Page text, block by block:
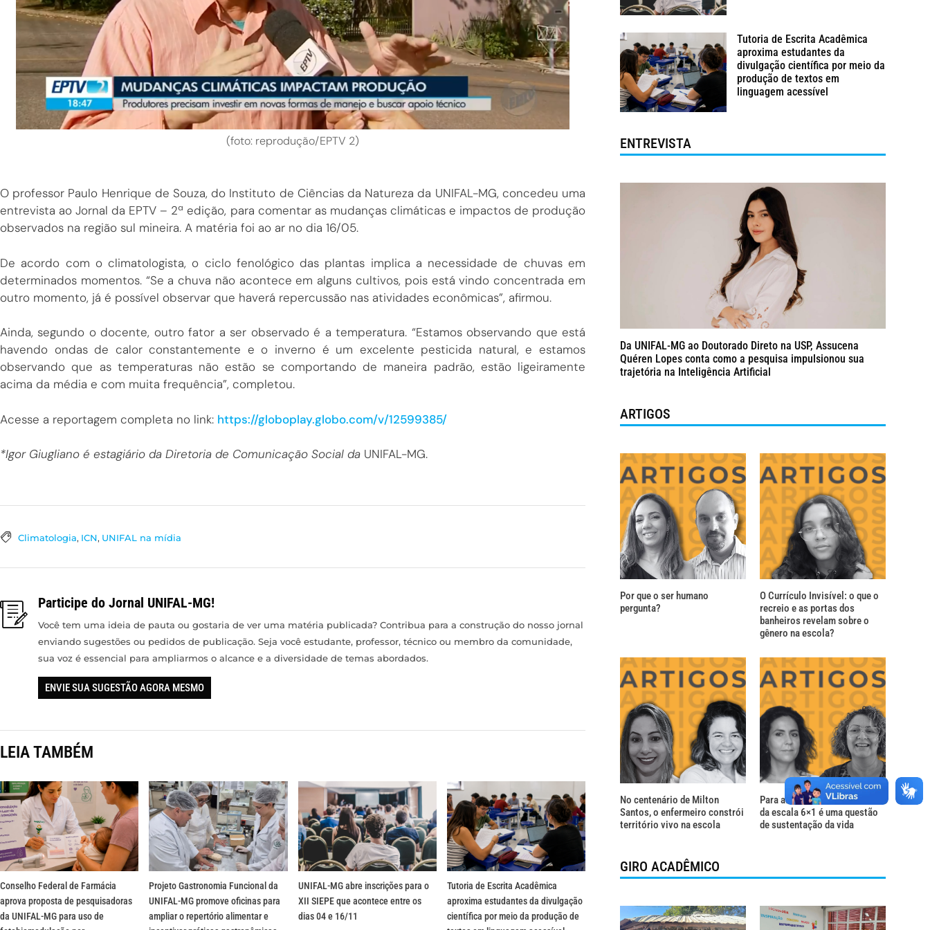
(foto: reprodução/EPTV 2)
O professor Paulo Henrique de Souza, do Instituto de Ciências da Natureza da UNIFAL-MG, concedeu uma
entrevista ao Jornal da EPTV – 2ª edição, para comentar as mudanças climáticas e impactos de produção
observados na região sul mineira. A matéria foi ao ar no dia 16/05.
De acordo com o climatologista, o ciclo fenológico das plantas implica a necessidade de chuvas em
determinados momentos. “Se a chuva não acontece em alguns cultivos, pois está vindo concentrada em
outro momento, já é possível observar que haverá repercussão nas atividades econômicas”, afirmou.
Ainda, segundo o docente, outro fator a ser observado é a temperatura. “Estamos observando que está
havendo ondas de calor constantemente e o inverno é um excelente pesticida natural, e estamos
observando que as temperaturas não estão se comportando de maneira padrão, estão ligeiramente
acima da média e com muita frequência”, completou.
Acesse a reportagem completa no link: https://globoplay.globo.com/v/12599385/
*Igor Giugliano é estagiário da Diretoria de Comunicação Social da UNIFAL-MG.
Climatologia, ICN, UNIFAL na mídia
Participe do Jornal UNIFAL-MG!
Você tem uma ideia de pauta ou gostaria de ver uma matéria publicada? Contribua para a construção do nosso jornal
enviando sugestões ou pedidos de publicação. Seja você estudante, professor, técnico ou membro da comunidade,
sua voz é essencial para ampliarmos o alcance e a diversidade de temas abordados.
ENVIE SUA SUGESTÃO AGORA MESMO
LEIA TAMBÉM
Conselho Federal de Farmácia
aprova proposta de pesquisadoras
da UNIFAL-MG para uso de
Projeto Gastronomia Funcional da
UNIFAL-MG promove oficinas para
ampliar o repertório alimentar e
UNIFAL-MG abre inscrições para o
XII SIEPE que acontece entre os
dias 04 e 16/11
Tutoria de Escrita Acadêmica
aproxima estudantes da divulgação
científica por meio da produção de
Tutoria de Escrita Acadêmica
aproxima estudantes da
divulgação científica por meio da
produção de textos em
linguagem acessível
ENTREVISTA
Da UNIFAL-MG ao Doutorado Direto na USP, Assucena
Quéren Lopes conta como a pesquisa impulsionou sua
trajetória na Inteligência Artificial
ARTIGOS
Por que o ser humano
pergunta?
O Currículo Invisível: o que o
recreio e as portas dos
banheiros revelam sobre o
gênero na escola?
No centenário de Milton
Santos, o enfermeiro constrói
território vivo na escola
Para além do descanso: o fim
da escala 6×1 é uma questão
de sustentação da vida
GIRO ACADÊMICO